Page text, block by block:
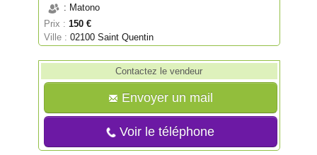
: Matono
Prix : 150 €
Ville :02100 Saint Quentin
Contactez le vendeur
Envoyer un mail
Voir le téléphone